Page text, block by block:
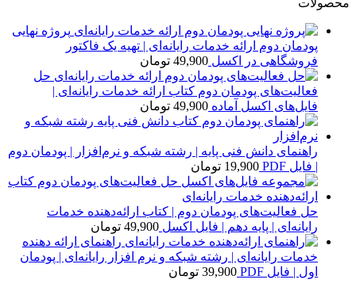
پروژه نهایی
پودمان دوم ارائه خدمات رایانه‌ای | تهیه یک فاکتور
فروشگاهی در اکسل 49,900 تومان
حل
فعالیت‌های پودمان دوم کتاب ارائه خدمات رایانه‌ای |
فایل‌های اکسل آماده 49,900 تومان
راهنمای دانش فنی پایه | رشته شبکه و نرم‌افزار | پودمان دوم
| فایل PDF
19,900 تومان
حل فعالیت‌های پودمان دوم | کتاب ارائه‌دهنده خدمات
رایانه‌ای | پایه دهم | فایل اکسل 49,900 تومان
راهنمای ارائه دهنده
خدمات رایانه‌ای | رشته شبکه و نرم افزار رایانه‌ای | پودمان
اول | فایل PDF
39,900 تومان